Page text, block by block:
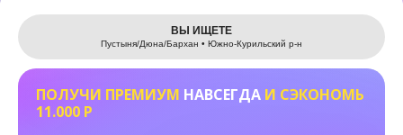
Leaflet
ВЫ ИЩЕТЕ
Пустыня/Дюна/Бархан • Южно-Курильский р-н
ПОЛУЧИ ПРЕМИУМ НАВСЕГДА И СЭКОНОМЬ
11.000 Р